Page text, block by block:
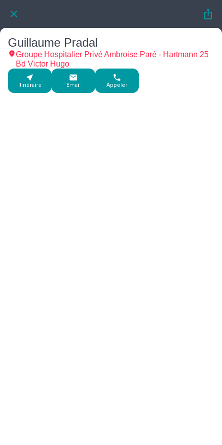
Guillaume Pradal
Groupe Hospitalier Privé Ambroise Paré - Hartmann 25
Bd Victor Hugo
Itinéraire Email Appeler